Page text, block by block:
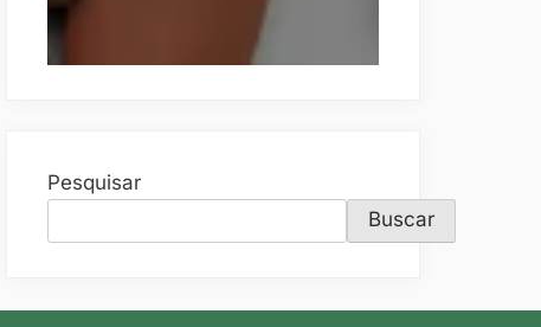
Pesquisar
Buscar